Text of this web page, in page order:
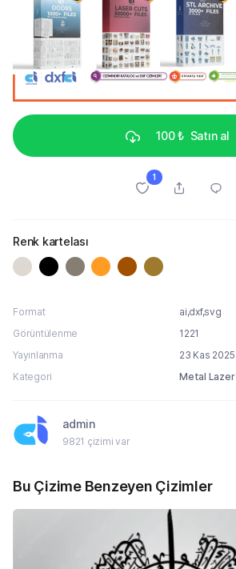
100 ₺ Satın al
1
Renk kartelası
Format
ai,dxf,svg
Görüntülenme
1221
Yayınlanma
23 Kas 2025
Kategori
Metal Lazer
admin
9821 çizimi var
Bu Çizime Benzeyen Çizimler